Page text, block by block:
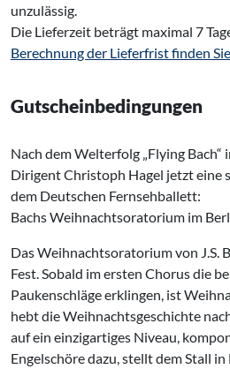
unzulässig.
Die Lieferzeit beträgt maximal 7
Berechnung der Lieferfrist finden
Gutscheinbedingungen
Nach dem Welterfolg „Flying Bach“
Dirigent Christoph Hagel jetzt eine
dem Deutschen Fernsehballett:
Bachs Weihnachtsoratorium im
Das Weihnachtsoratorium von J.S.
Fest. Sobald im ersten Chorus die
Paukenschläge erklingen, ist
hebt die Weihnachtsgeschichte
auf ein einzigartiges Niveau,
Engelschöre dazu, stellt dem Stall